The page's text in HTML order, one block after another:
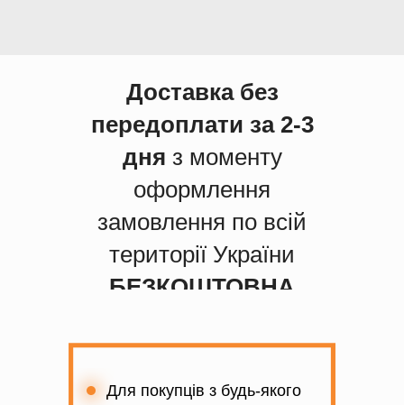
Доставка без
передоплати за 2-3
дня з моменту
оформлення
замовлення по всій
території України
БЕЗКОШТОВНА
Для покупців з будь-якого